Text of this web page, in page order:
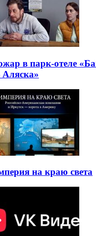
в парк-отеле
на краю света